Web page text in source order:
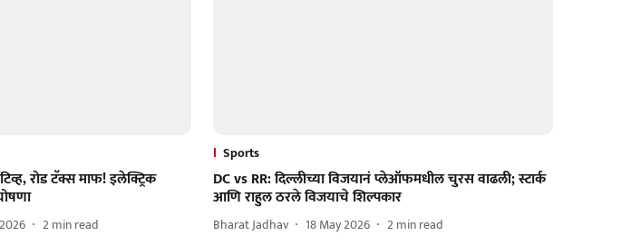
रोड टॅक्स माफ! इलेक्ट्रिक
2min read
Sports
DC vs RR: दिल्लीच्या विजयानं प्लेऑफमधील चुरस वाढली; स्टार्क
आणि राहुल ठरले विजयाचे शिल्पकार
Bharat Jadhav 18 May 2026 2min read